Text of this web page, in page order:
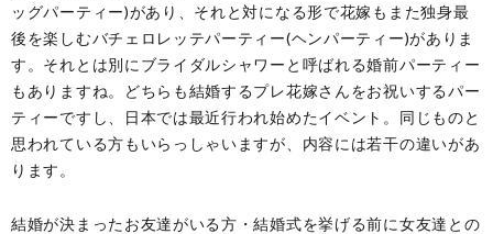
ッグパーティー)があり、それと対になる形で花嫁もまた独身最
後を楽しむバチェロレッテパーティー(ヘンパーティー)がありま
す。それとは別にブライダルシャワーと呼ばれる婚前パーティー
もありますね。どちらも結婚するプレ花嫁さんをお祝いするパー
ティーですし、日本では最近行われ始めたイベント。同じものと
思われている方もいらっしゃいますが、内容には若干の違いがあ
ります。
結婚が決まったお友達がいる方・結婚式を挙げる前に女友達との